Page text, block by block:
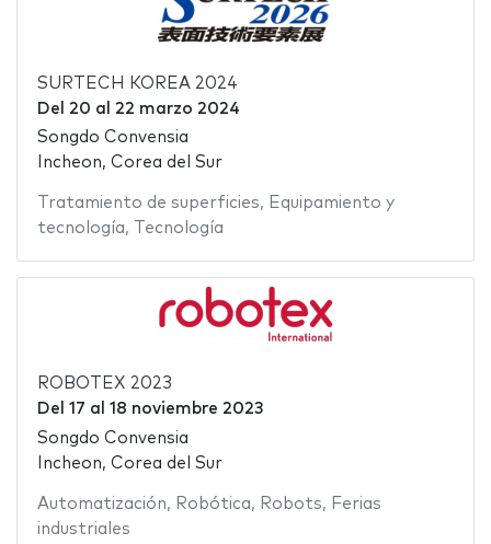
SURTECH KOREA 2024
Del 20 al 22 marzo 2024
Songdo Convensia
Incheon, Corea del Sur
Tratamiento de superficies, Equipamiento y
tecnología, Tecnología
ROBOTEX 2023
Del 17 al 18 noviembre 2023
Songdo Convensia
Incheon, Corea del Sur
Automatización, Robótica, Robots, Ferias
industriales